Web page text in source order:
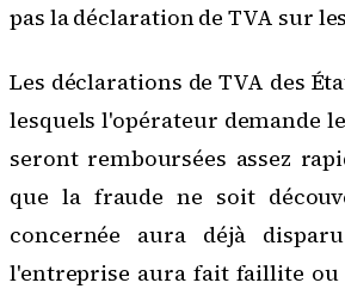
pas la déclaration de TVA sur
Les déclarations de TVA des
lesquels l'opérateur demande
seront remboursées assez
que la fraude ne soit
concernée aura déjà
l'entreprise aura fait faillite ou